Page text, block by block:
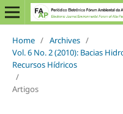
Home / Archives /
Vol. 6 No. 2 (2010): Bacias
Recursos Hídricos
/
Artigos